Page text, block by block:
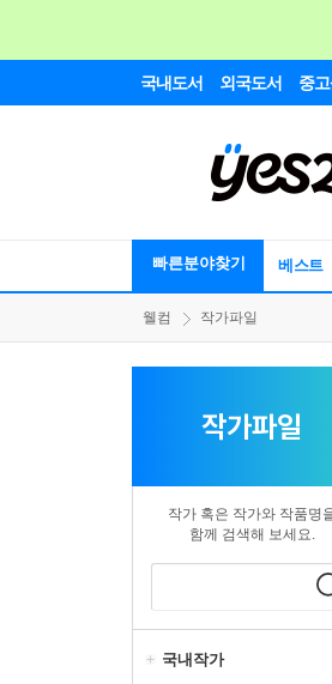
국내도서 외국도서 중
빠른분야찾기 베스트
웰컴 작가파일
작가파일
작가 혹은 작가와 작품명
함께 검색해 보세요.
국내작가